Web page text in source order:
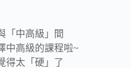
「中高級」間
中高級的課程啦~
得太「硬」了